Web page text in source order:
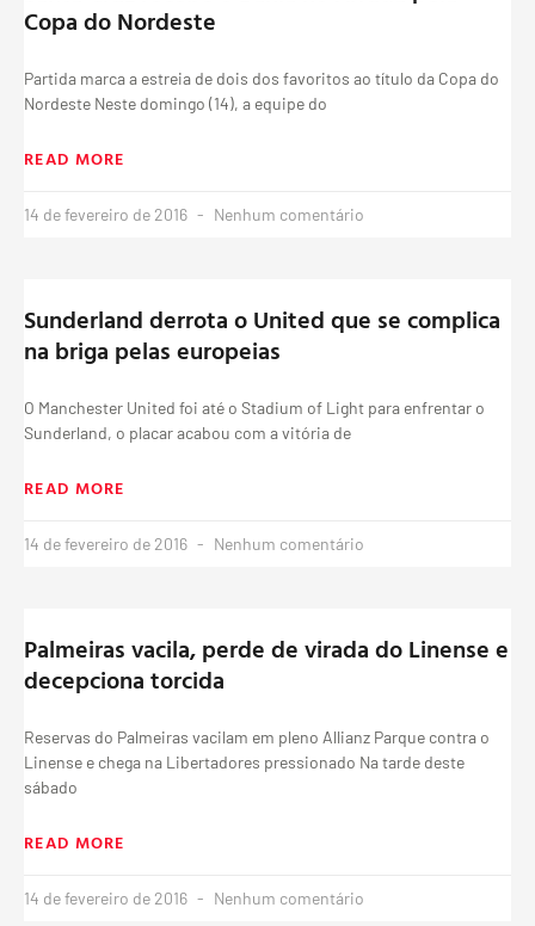
Copa do Nordeste
Partida marca a estreia de dois dos favoritos ao título da Copa do
Nordeste Neste domingo (14), a equipe do
READ MORE
14 de fevereiro de 2016 Nenhum comentário
Sunderland derrota o United que se complica
na briga pelas europeias
O Manchester United foi até o Stadium of Light para enfrentar o
Sunderland, o placar acabou com a vitória de
READ MORE
14 de fevereiro de 2016 Nenhum comentário
Palmeiras vacila, perde de virada do Linense e
decepciona torcida
Reservas do Palmeiras vacilam em pleno Allianz Parque contra o
Linense e chega na Libertadores pressionado Na tarde deste
sábado
READ MORE
14 de fevereiro de 2016 Nenhum comentário